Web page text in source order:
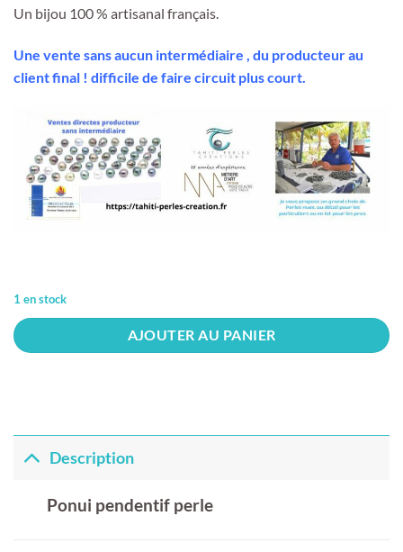
Un bijou 100 % artisanal français.
Une vente sans aucun intermédiaire , du producteur au
client final ! difficile de faire circuit plus court.
1 en stock
AJOUTER AU PANIER
Description
Ponui pendentif perle